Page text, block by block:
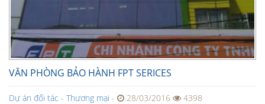
VĂN PHÒNG BẢO HÀNH FPT SERICES
Dự án đối tác - Thương mại - 28/03/2016 4398